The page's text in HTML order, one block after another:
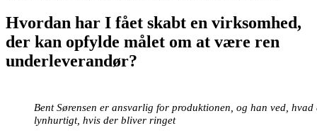
Hvordan har I fået skabt en virksomhed,
der kan opfylde målet om at være ren
underleverandør?
Bent Sørensen er ansvarlig for produktionen, og han ved,
lynhurtigt, hvis der bliver ringet